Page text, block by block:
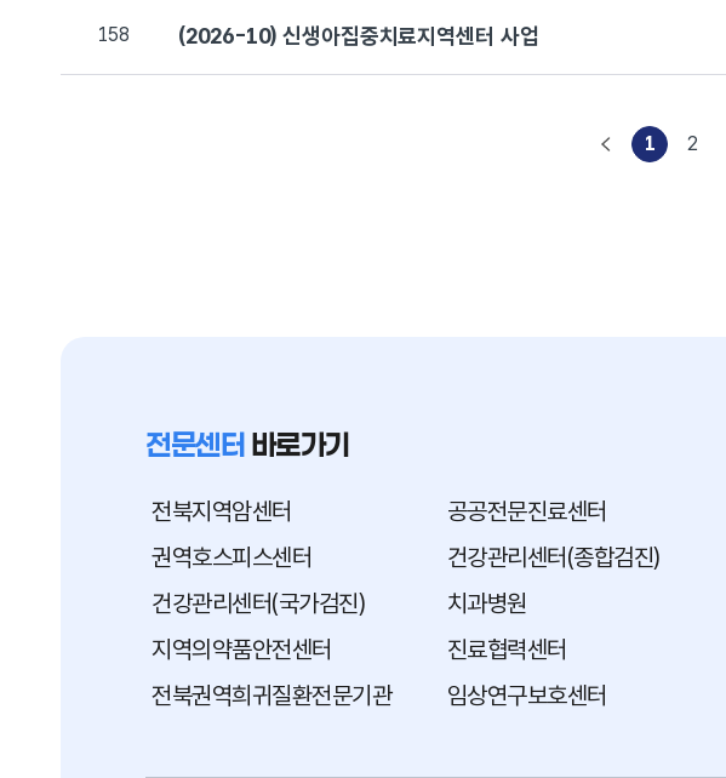
158 (2026-10) 신생아집중치료지역센터 사업
1 2
전문센터 바로가기
전북지역암센터
공공전문진료센터
권역호스피스센터
건강관리센터(종합검진)
건강관리센터(국가검진)
치과병원
지역의약품안전센터
진료협력센터
전북권역희귀질환전문기관
임상연구보호센터